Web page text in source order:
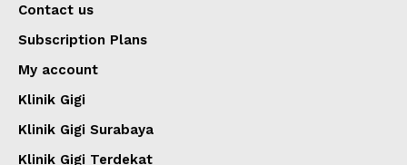
Contact us
Subscription Plans
My account
Klinik Gigi
Klinik Gigi Surabaya
Klinik Gigi Terdekat